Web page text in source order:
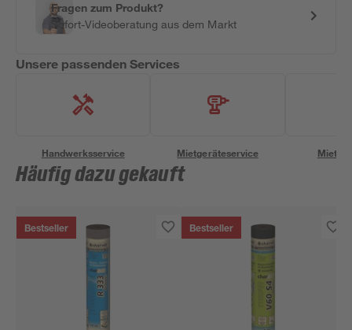
Fragen zum Produkt?
Sofort-Videoberatung aus dem Markt
Unsere passenden Services
Handwerksservice Mietgeräteservice
Häufig dazu gekauft
Bestseller Bestseller